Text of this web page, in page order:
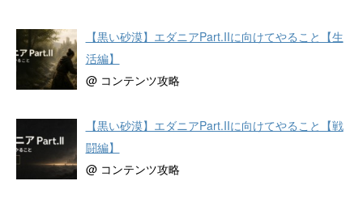
【黒い砂漠】エダニアPart.IIに向けてやること【生
活編】
@ コンテンツ攻略
【黒い砂漠】エダニアPart.IIに向けてやること【戦
闘編】
@ コンテンツ攻略